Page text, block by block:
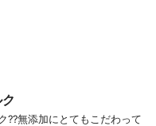
??無添加にとてもこだわって